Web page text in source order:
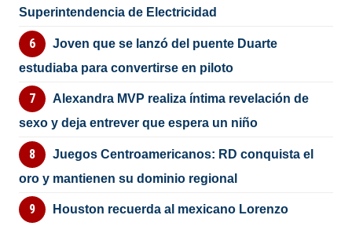
Superintendencia de Electricidad
Joven que se lanzó del puente Duarte
estudiaba para convertirse en piloto
Alexandra MVP realiza íntima revelación de
sexo y deja entrever que espera un niño
Juegos Centroamericanos: RD conquista el
oro y mantienen su dominio regional
Houston recuerda al mexicano Lorenzo